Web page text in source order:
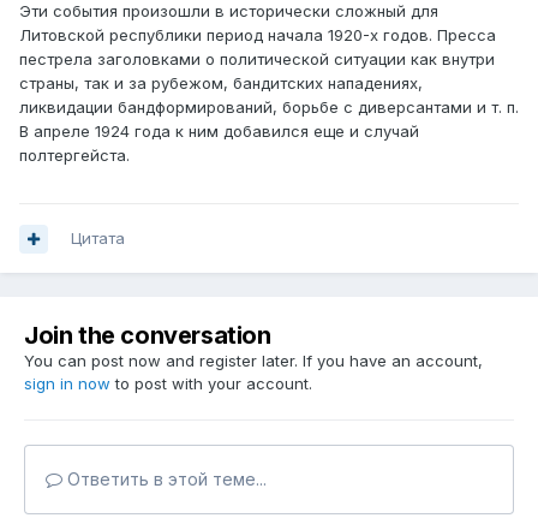
Эти события произошли в исторически сложный для
Литовской республики период начала 1920-х годов. Пресса
пестрела заголовками о политической ситуации как внутри
страны, так и за рубежом, бандитских нападениях,
ликвидации бандформирований, борьбе с диверсантами и т. п.
В апреле 1924 года к ним добавился еще и случай
полтергейста.
Цитата
Join the conversation
You can post now and register later. If you have an account,
sign in now to post with your account.
Ответить в этой теме...